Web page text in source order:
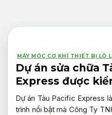
MÁY MÓC CƠ KHÍ THIẾT BỊ LÒ
Dự án sửa chữa
Express được
Dự án Tàu Pacific Express
trình nổi bật mà Công Ty